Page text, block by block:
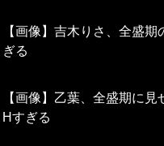
【画像】吉木りさ、全盛
ぎる
【画像】乙葉、全盛期に
Hすぎる